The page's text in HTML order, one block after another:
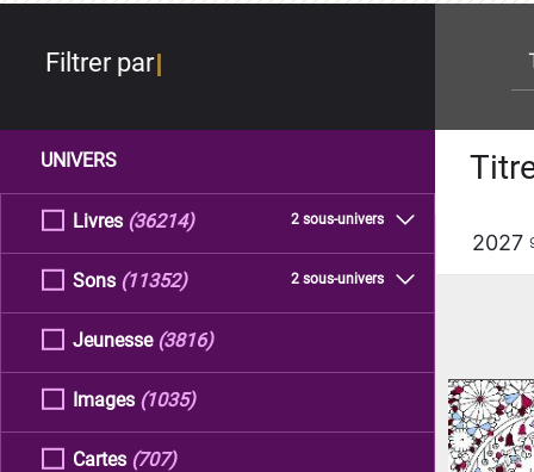
Filtrer par
UNIVERS
Livres 2 sous-univers
(36214)
Sons 2 sous-univers
(11352)
Jeunesse (3816)
Images (1035)
Cartes (707)
2027